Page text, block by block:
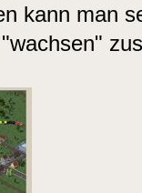
kann man